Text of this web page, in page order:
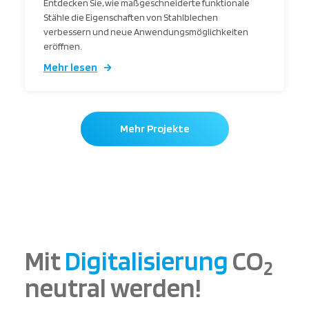
Entdecken Sie, wie maßgeschneiderte funktionale
Stähle die Eigenschaften von Stahlblechen
verbessern und neue Anwendungsmöglichkeiten
eröffnen.
Mehr lesen
Mehr Projekte
MitDigitalisierungCO2
neutral werden!